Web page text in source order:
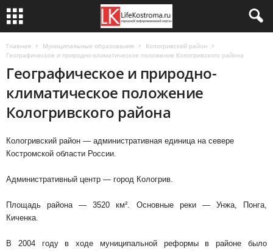
Главная Муниципальные образования
Кологривский район
Географическое и природно-климатическое положение Кологривского района
Географическое и природно-
климатическое положение
Кологривского района
Кологривский район — административная единица на севере
Костромской области России.
Административный центр — город Кологрив.
Площадь района — 3520 км². Основные реки — Унжа, Понга,
Киченка.
В 2004 году в ходе муниципальной реформы в районе было